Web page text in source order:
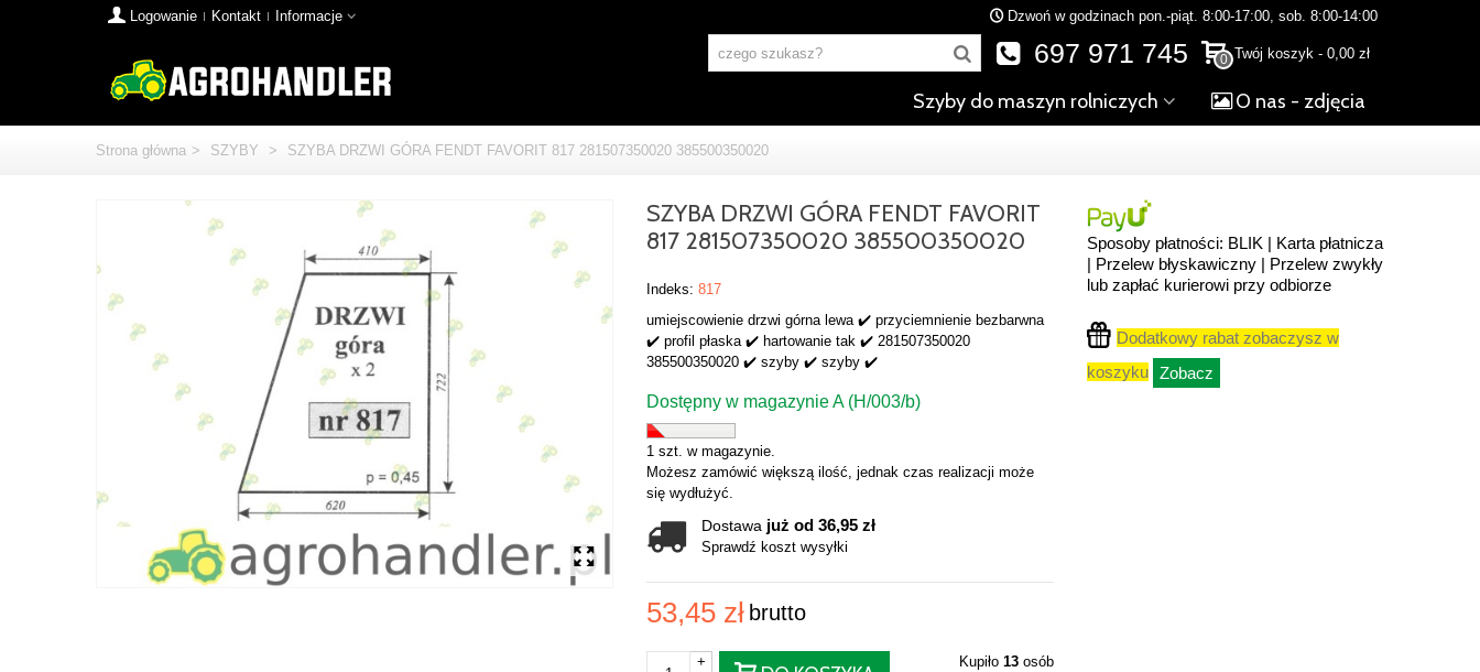
Logowanie Kontakt Informacje Dzwoń w godzinach pon.-piąt. 8:00-17:00, sob. 8:00-14:00
0 Twój koszyk - 0,00 zł
697 971 745
Szyby do maszyn rolniczych O nas - zdjęcia
Strona główna > SZYBY > SZYBA DRZWI GÓRA FENDT FAVORIT 817 281507350020 385500350020
SZYBA DRZWI GÓRA FENDT FAVORIT
817 281507350020 385500350020
Indeks: 817
umiejscowienie drzwi górna lewa ✔️ przyciemnienie bezbarwna
✔️ profil płaska ✔️ hartowanie tak ✔️ 281507350020
385500350020 ✔️ szyby ✔️ szyby ✔️
Dostępny w magazynie A (H/003/b)
1 szt. w magazynie.
Możesz zamówić większą ilość, jednak czas realizacji może
się wydłużyć.
Dostawa już od 36,95 zł
Sprawdź koszt wysyłki
53,45 zł brutto
+ Kupiło 13osób
Sposoby płatności: BLIK | Karta płatnicza
| Przelew błyskawiczny | Przelew zwykły
lub zapłać kurierowi przy odbiorze
Dodatkowy rabat zobaczysz w
koszyku Zobacz